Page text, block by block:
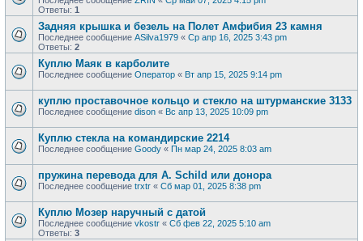
Ответы: 1
Задняя крышка и безель на Полет Амфибия 23 камня
Последнее сообщение ASilva1979 « Ср апр 16, 2025 3:43 pm
Ответы: 2
Куплю Маяк в карболите
Последнее сообщение Оператор « Вт апр 15, 2025 9:14 pm
куплю проставочное кольцо и стекло на штурманские 3133
Последнее сообщение dison « Вс апр 13, 2025 10:09 pm
Куплю стекла на командирские 2214
Последнее сообщение Goody « Пн мар 24, 2025 8:03 am
пружина перевода для A. Schild или донора
Последнее сообщение trxtr « Сб мар 01, 2025 8:38 pm
Куплю Мозер наручный с датой
Последнее сообщение vkostr « Сб фев 22, 2025 5:10 am
Ответы: 3